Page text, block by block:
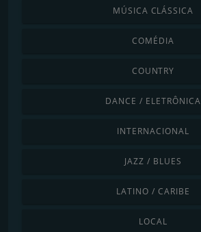
MÚSICA CLÁSSICA
COMÉDIA
COUNTRY
DANCE / ELETRÔNICA
INTERNACIONAL
JAZZ / BLUES
LATINO / CARIBE
LOCAL